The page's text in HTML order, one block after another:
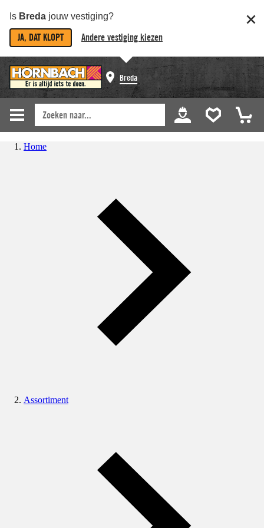
Is Breda jouw vestiging?
JA, DAT KLOPT Andere vestiging kiezen
Breda
Home
Assortiment